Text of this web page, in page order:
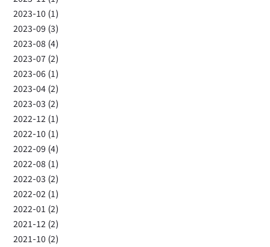
2023-10 (1)
2023-09 (3)
2023-08 (4)
2023-07 (2)
2023-06 (1)
2023-04 (2)
2023-03 (2)
2022-12 (1)
2022-10 (1)
2022-09 (4)
2022-08 (1)
2022-03 (2)
2022-02 (1)
2022-01 (2)
2021-12 (2)
2021-10 (2)